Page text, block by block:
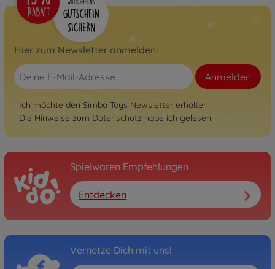
Hier zum Newsletter anmelden!
Anmelden
Ich möchte den Simba Toys Newsletter erhalten.
Die Hinweise zum Datenschutz habe ich gelesen.
Spielwaren Empfehlungen
Entdecken
Vernetze Dich mit uns!